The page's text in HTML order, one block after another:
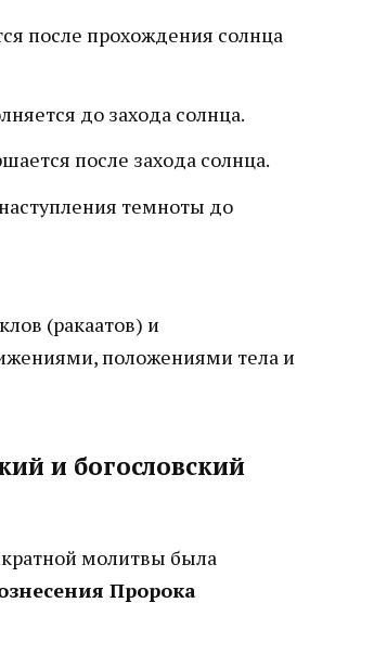
после прохождения солнца
до захода солнца.
после захода солнца.
темноты до
(ракаатов) и
положениями тела и
и богословский
молитвы была
Пророка